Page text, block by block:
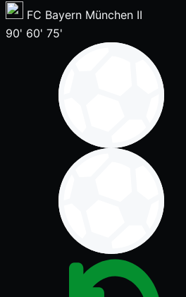
FC Bayern München II
90' 60' 75'